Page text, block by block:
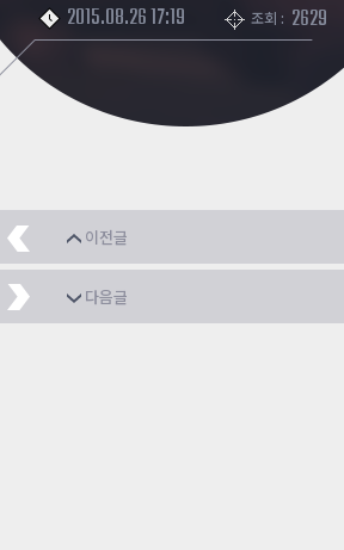
2015.08.26 17:19 조회 : 2629
이전글
[이벤트]흑룡포 일러스
다음글